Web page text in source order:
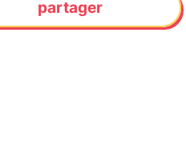
partager